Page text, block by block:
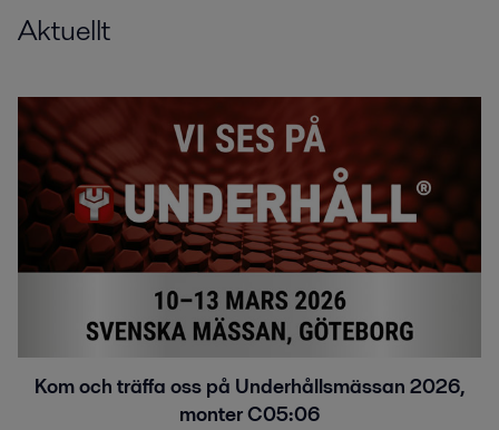
Aktuellt
Kom och träffa oss på Underhållsmässan 2026,
monter C05:06